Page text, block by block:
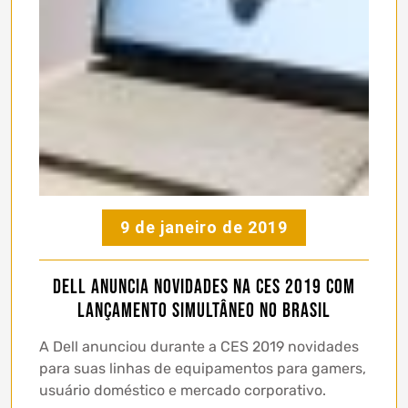
9 de janeiro de 2019
Dell anuncia novidades na CES 2019 com
lançamento simultâneo no Brasil
A Dell anunciou durante a CES 2019 novidades
para suas linhas de equipamentos para gamers,
usuário doméstico e mercado corporativo.